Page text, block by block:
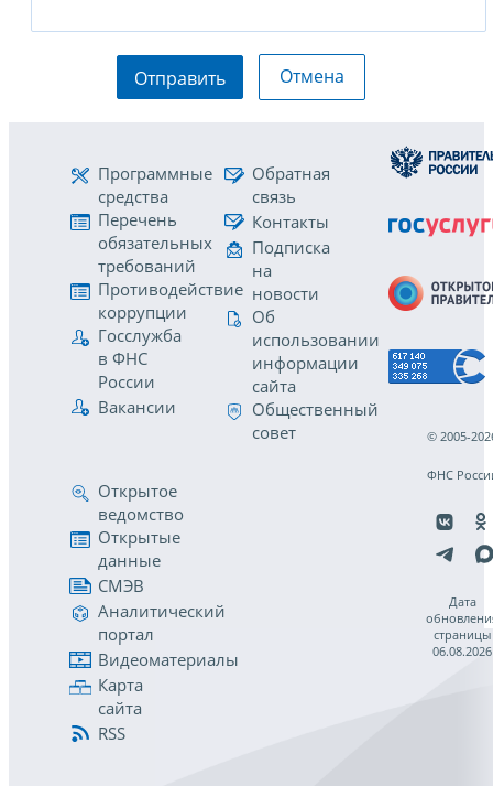
Отправить Отмена
Программные
средства
Перечень
обязательных
требований
Противодействие
коррупции
Госслужба
в ФНС
России
Вакансии
Обратная
связь
Контакты
Подписка
на
новости
Об
использовании
информации
сайта
Общественный
совет
Открытое
ведомство
Открытые
данные
СМЭВ
Аналитический
портал
Видеоматериалы
Карта
сайта
RSS
© 2005-
ФНС
Дата
страницы
06.08.2026